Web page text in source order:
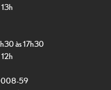
às 17h30
59